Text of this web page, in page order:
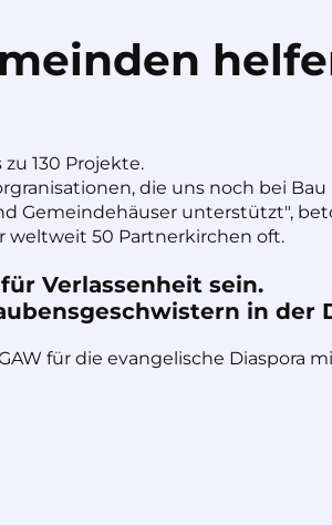
130 Projekte.
die uns noch bei Bau
Gemeindehäuser unterstützt",
weltweit 50 Partnerkirchen oft.
Verlassenheit sein.
in der
für die evangelische Diaspora